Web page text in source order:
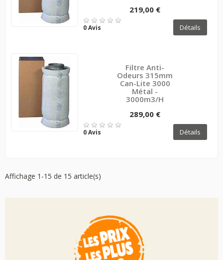
219,00 €
0 Avis Détails
Filtre Anti-
Odeurs 315mm
Can-Lite 3000
Métal -
3000m3/H
289,00 €
0 Avis Détails
Affichage 1-15 de 15 article(s)